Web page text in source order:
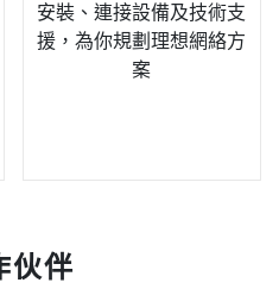
安裝、連接設備及技術支
援，為你規劃理想網絡方
案
伙伴